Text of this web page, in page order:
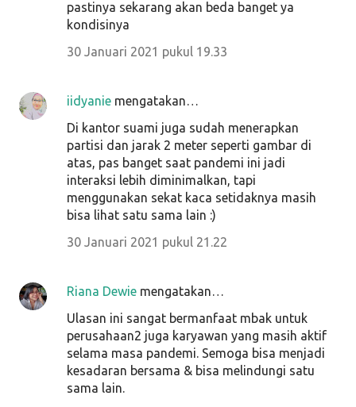
pastinya sekarang akan beda banget ya
kondisinya
30 Januari 2021 pukul 19.33
iidyanie mengatakan…
Di kantor suami juga sudah menerapkan
partisi dan jarak 2 meter seperti gambar di
atas, pas banget saat pandemi ini jadi
interaksi lebih diminimalkan, tapi
menggunakan sekat kaca setidaknya masih
bisa lihat satu sama lain :)
30 Januari 2021 pukul 21.22
Riana Dewie mengatakan…
Ulasan ini sangat bermanfaat mbak untuk
perusahaan2 juga karyawan yang masih aktif
selama masa pandemi. Semoga bisa menjadi
kesadaran bersama & bisa melindungi satu
sama lain.